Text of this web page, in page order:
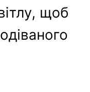
щоб